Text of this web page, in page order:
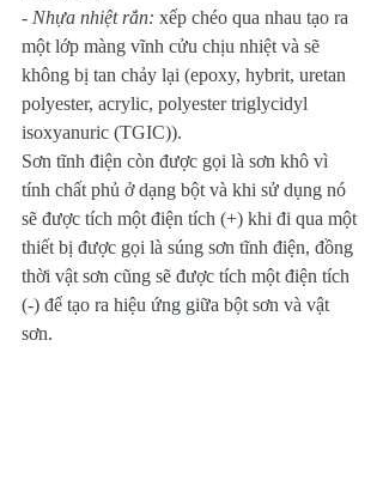
- Nhựa nhiệt rắn: xếp chéo qua nhau tạo ra
một lớp màng vĩnh cửu chịu nhiệt và sẽ
không bị tan chảy lại (epoxy, hybrit, uretan
polyester, acrylic, polyester triglycidyl
isoxyanuric (TGIC)).
Sơn tĩnh điện còn được gọi là sơn khô vì
tính chất phủ ở dạng bột và khi sử dụng nó
sẽ được tích một điện tích (+) khi đi qua một
thiết bị được gọi là súng sơn tĩnh điện, đồng
thời vật sơn cũng sẽ được tích một điện tích
(-) để tạo ra hiệu ứng giữa bột sơn và vật
sơn.